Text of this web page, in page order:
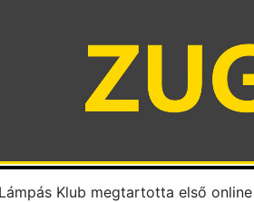
Klub megtartotta első